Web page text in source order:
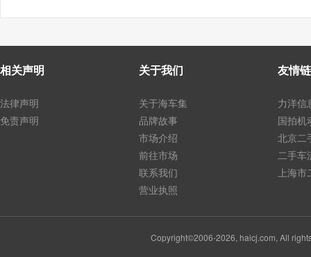
相关声明
法律声明
免责声明
关于我们
关于海车集
品牌故事
市场介绍
前往市场
联系我们
营业执照
友情
力洋信
国拍机
北京二
二手车
上海
Copyright©2006-2026, haicj.com, All